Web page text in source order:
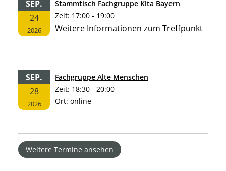
SEP.
24
2026
Stammtisch Fachgruppe Kita Bayern
Zeit: 17:00 - 19:00
Weitere Informationen zum Treffpunkt
SEP.
28
2026
Fachgruppe Alte Menschen
Zeit: 18:30 - 20:00
Ort: online
Weitere Termine ansehen